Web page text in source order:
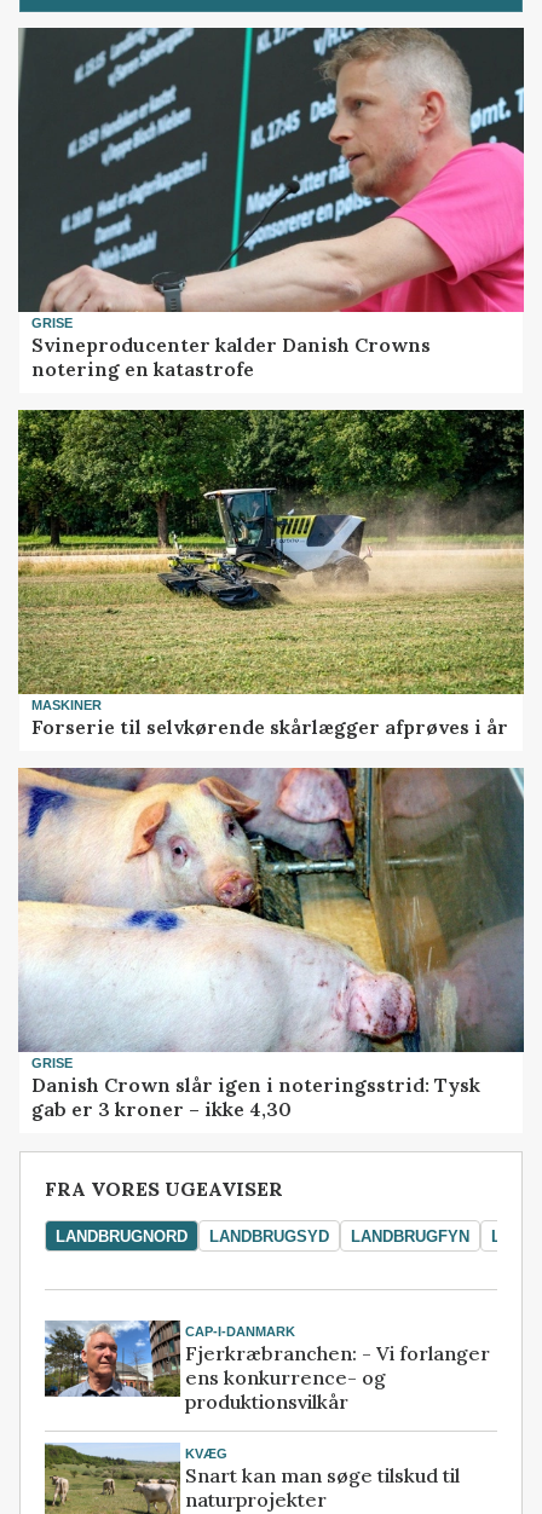
GRISE
Svineproducenter kalder Danish Crowns
notering en katastrofe
MASKINER
Forserie til selvkørende skårlægger afprøves i år
GRISE
Danish Crown slår igen i noteringsstrid: Tysk
gab er 3 kroner – ikke 4,30
FRA VORES UGEAVISER
LANDBRUGNORD LANDBRUGSYD LANDBRUGFYN
CAP-I-DANMARK
Fjerkræbranchen: - Vi forlanger
ens konkurrence- og
produktionsvilkår
KVÆG
Snart kan man søge tilskud til
naturprojekter